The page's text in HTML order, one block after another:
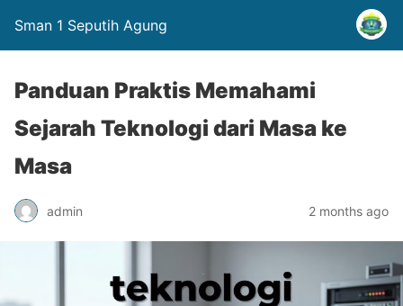
Sman 1 Seputih Agung
Panduan Praktis Memahami
Sejarah Teknologi dari Masa ke
Masa
admin 2 months ago